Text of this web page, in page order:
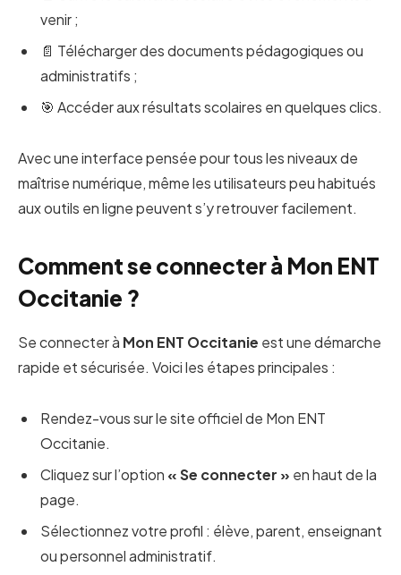
venir ;
📄 Télécharger des documents pédagogiques ou
administratifs ;
🎯 Accéder aux résultats scolaires en quelques clics.
Avec une interface pensée pour tous les niveaux de
maîtrise numérique, même les utilisateurs peu habitués
aux outils en ligne peuvent s’y retrouver facilement.
Comment se connecter à Mon ENT
Occitanie ?
Se connecter à Mon ENT Occitanie est une démarche
rapide et sécurisée. Voici les étapes principales :
Rendez-vous sur le site officiel de Mon ENT
Occitanie.
Cliquez sur l’option « Se connecter » en haut de la
page.
Sélectionnez votre profil : élève, parent, enseignant
ou personnel administratif.